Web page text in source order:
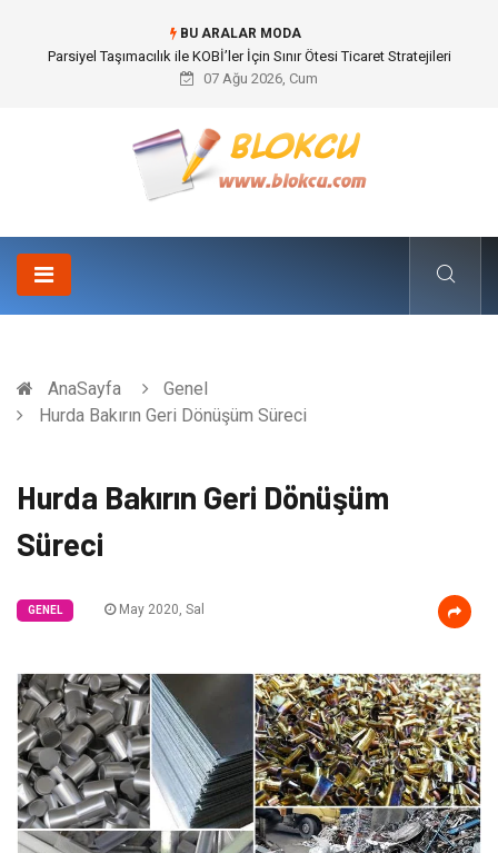
BU ARALAR MODA
Parsiyel Taşımacılık ile KOBİ’ler İçin Sınır Ötesi Ticaret Stratejileri
07 Ağu 2026, Cum
AnaSayfa
Genel
Hurda Bakırın Geri Dönüşüm Süreci
Hurda Bakırın Geri Dönüşüm
Süreci
GENEL May 2020, Sal